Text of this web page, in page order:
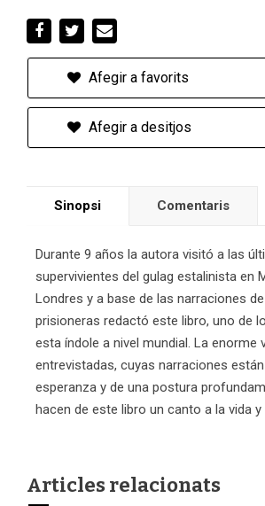
Afegir a favorits
Afegir a desitjos
Sinopsi Comentaris
Durante 9 años la autora visitó a las
supervivientes del gulag estalinista en
Londres y a base de las narraciones
prisioneras redactó este libro, uno de
esta índole a nivel mundial. La enorme
entrevistadas, cuyas narraciones
esperanza y de una postura
hacen de este libro un canto a la vida y
Articles relacionats